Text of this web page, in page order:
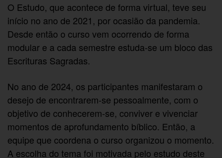
O Estudo, que acontece de forma virtual, teve seu
início no ano de 2021, por ocasião da pandemia.
Desde então o curso vem ocorrendo de forma
modular e a cada semestre estuda-se um bloco das
Escrituras Sagradas.
No ano de 2024, os participantes manifestaram o
desejo de encontrarem-se pessoalmente, com o
objetivo de conhecerem-se, conviver e vivenciar
momentos de aprofundamento bíblico. Então, a
equipe que coordena o curso organizou o momento.
A escolha do tema foi motivada pelo estudo deste